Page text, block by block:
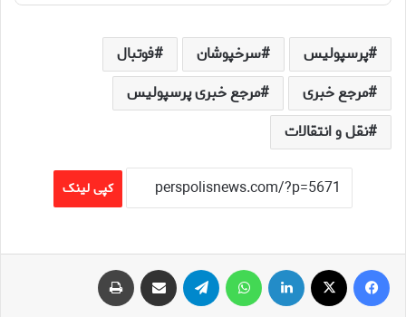
پرسپولیس سرخپوشان
فوتبال
مرجع خبری
مرجع خبری پرسپولیس
نقل و انتقالات
کپی لینک
فیس بوک لینکدین تلگرام اشتراک گذاری از طریق ایمیل